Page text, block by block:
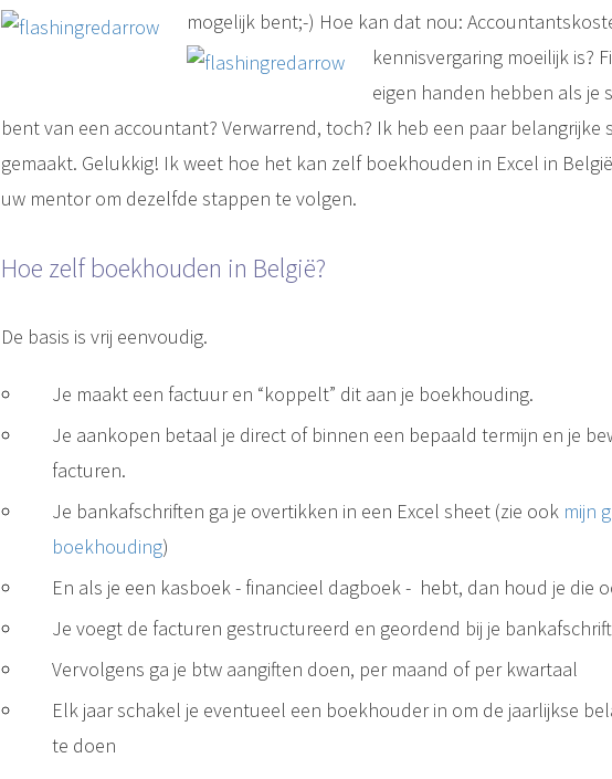
mogelijk bent;-) Hoe kan dat nou:
kennisvergaring moeilijk is?
eigen handen hebben als je
bent van een accountant? Verwarrend, toch? Ik heb een paar belangrijke
gemaakt. Gelukkig! Ik weet hoe het kan zelf boekhouden in Excel in
uw mentor om dezelfde stappen te volgen.
Hoe zelf boekhouden in België?
De basis is vrij eenvoudig.
Je maakt een factuur en “koppelt” dit aan je boekhouding.
Je aankopen betaal je direct of binnen een bepaald termijn en je
facturen.
Je bankafschriften ga je overtikken in een Excel sheet (zie ook mijn
boekhouding)
En als je een kasboek - financieel dagboek - hebt, dan houd je die
Je voegt de facturen gestructureerd en geordend bij je
Vervolgens ga je btw aangiften doen, per maand of per kwartaal
Elk jaar schakel je eventueel een boekhouder in om de jaarlijkse
te doen